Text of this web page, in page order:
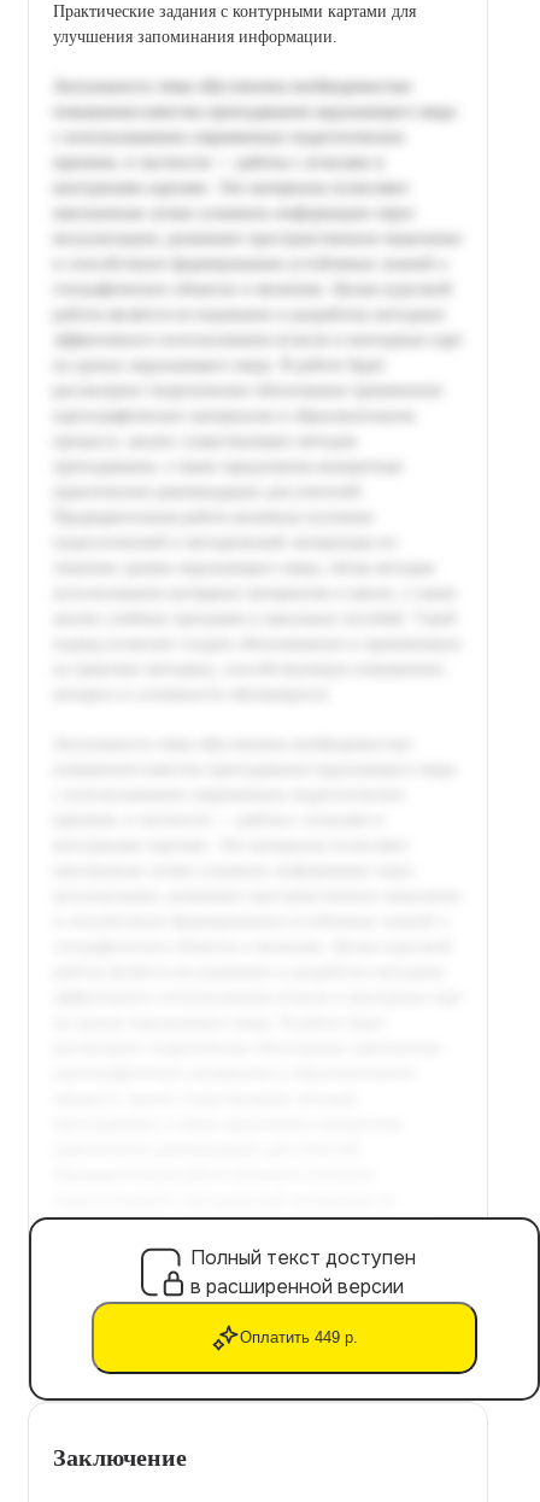
Практические задания с контурными картами для
улучшения запоминания информации.
Полный текст доступен
в расширенной версии
Оплатить 449 р.
Заключение